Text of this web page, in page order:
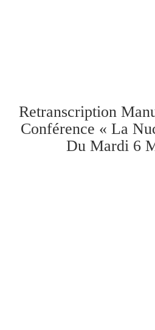
Retranscription
Conférence « La
Du Mardi 6